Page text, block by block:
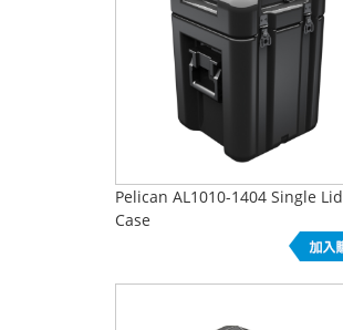
Pelican AL1010-1404 Single Lid
Case